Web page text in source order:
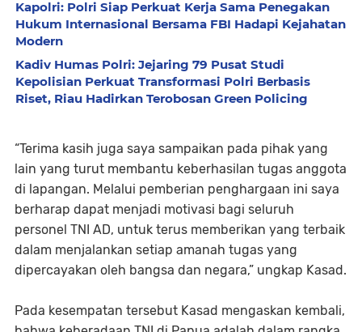
Kapolri: Polri Siap Perkuat Kerja Sama Penegakan
Hukum Internasional Bersama FBI Hadapi Kejahatan
Modern
Kadiv Humas Polri: Jejaring 79 Pusat Studi
Kepolisian Perkuat Transformasi Polri Berbasis
Riset, Riau Hadirkan Terobosan Green Policing
“Terima kasih juga saya sampaikan pada pihak yang
lain yang turut membantu keberhasilan tugas anggota
di lapangan. Melalui pemberian penghargaan ini saya
berharap dapat menjadi motivasi bagi seluruh
personel TNI AD, untuk terus memberikan yang terbaik
dalam menjalankan setiap amanah tugas yang
dipercayakan oleh bangsa dan negara,” ungkap Kasad.
Pada kesempatan tersebut Kasad mengaskan kembali,